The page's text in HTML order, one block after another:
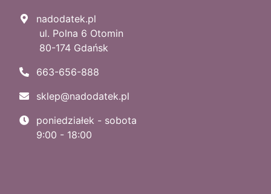
nadodatek.pl
ul. Polna 6 Otomin
80-174 Gdańsk
663-656-888
sklep@nadodatek.pl
poniedziałek - sobota
9:00 - 18:00